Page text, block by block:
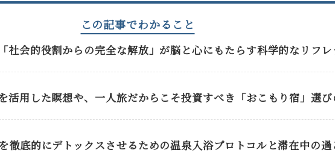
この記事でわかること
社会的役割からの完全な解放」が脳と心にもたらす科学的なリフ
活用した瞑想や、一人旅だからこそ投資すべき「おこもり宿」選
徹底的にデトックスさせるための温泉入浴プロトコルと滞在中の過